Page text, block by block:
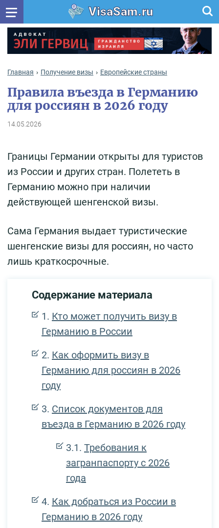
VisaSam.ru
Главная Получение визы Европейские страны
Правила въезда в Германию
для россиян в 2026 году
14.05.2026
Границы Германии открыты для туристов
из России и других стран. Полететь в
Германию можно при наличии
действующей шенгенской визы.
Сама Германия выдает туристические
шенгенские визы для россиян, но часто
лишь краткосрочные.
Содержание материала
Кто может получить визу в
Германию в России
Как оформить визу в
Германию для россиян в 2026
году
Список документов для
въезда в Германию в 2026 году
Требования к
загранпаспорту с 2026
года
Как добраться из России в
Германию в 2026 году